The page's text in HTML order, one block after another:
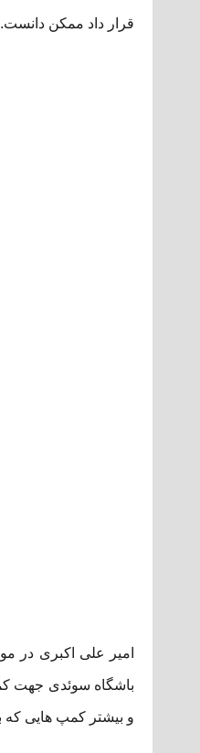
قرار داد ممکن دانست.
امیر علی اکبری در
باشگاه سوئدی جهت
و بیشتر کمپ هایی که